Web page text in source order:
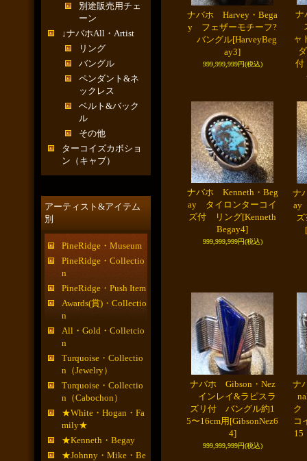
別途販売用チェ
ーン
↓ナバホAll・Artist
リング
バングル
ペンダント&ネ
ックレス
ベルト&バック
ル
その他
ターコイズカボショ
ン（キャブ）
アーティスト&アイテム
別
PineRidge・Museum
PineRidge・Collectio
n
PineRidge・Push Item
Awards(賞)・Collectio
n
All・Gold・Colletcio
n
Turquoise・Collectio
n（Jewelry）
Turquoise・Collectio
n（Cabochon）
★White・Hogan・Fa
mily★
★Kenneth・Begay
★Johnny・Mike・Be
ナバホ Harvey・Bega
y フェザーモチーフ?
バングル[HarveyBeg
ay3]
999,999,999円(税込)
ナ
ャ
付
ナバホ Kenneth・Beg
ay タイロンターコイ
ズ付 リング[Kenneth
Begay4]
999,999,999円(税込)
ナ
ay
ナバホ Gibson・Nez
インレイ&ラピスラ
ズリ付 バングル約1
5〜16cm用 [GibsonNez6
4]
999,999,999円(税込)
ナ
ク
コ
15